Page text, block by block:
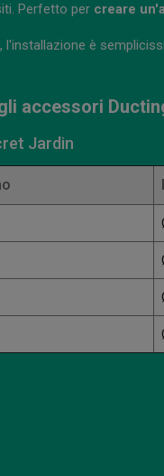
Perfetto per creare
, l'installazione è
accessori
Jardin